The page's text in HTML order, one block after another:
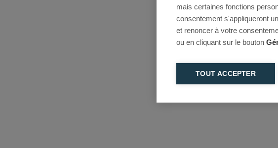
mais certaines fonctions
consentement s'appliqueront
et renoncer à votre
ou en cliquant sur le bouton
TOUT ACCEPTER